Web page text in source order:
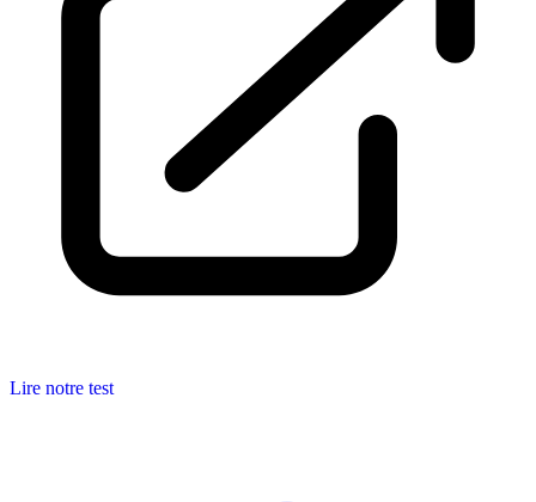
Lire notre test